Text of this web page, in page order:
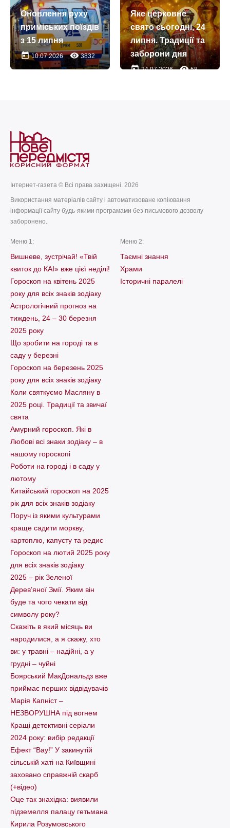
today13.07.2026 remove_red_eye 665
пам’яті
Почаївської ікони
Божої Матер
today23.07.2026 remove_red_eye45
Оновлення руху
приміських поїздів
з 15 липня
today10.07.2026 remove_red_eye3832
Яке церковне
свято сьогодні, 24
липня. Традиції та
заборони дня
today24.07.2026 remove_red_eye58
Інтернет-газета © Всі права захищені. 2026
Використання матеріалів сайту і автоматизоване копіювання
інформації сайту будь-якими програмами без письмового дозволу
заборонено.
Меню 1:
Вишневе, зустрічай! «Твій
квиток до КАІ» вже цієї неділі!
Гороскоп на квітень 2025
року для всіх знаків зодіаку
Астрологічний прогноз на
тиждень, 24 – 30 березня
2025 року
Що зробити на городі та в
саду у березні
Гороскоп на березень 2025
року для всіх знаків зодіаку
Коли святкуємо Масляну в
2025 році. Традиції та звичаї
свята
Амурний гороскоп. Які в
Любові всі знаки зодіаку – в
нашому гороскопі
Pоботи на городі і в саду у
лютому
Китайський гороскоп на 2025
рік для всіх знаків зодіаку
Поруч із якими культурами
краще садити моркву,
картоплю, капусту та редис
Гороскоп на лютий 2025 року
для всіх знаків зодіаку
2025 – рік Зеленої
Дерев’яної Змії. Яким він
буде та чого чекати від
символу року?
Скажіть в який місяць ви
народилися, а я скажу, хто
ви: у травні – надійні, а у
грудні – чуйні
Боярський МакДональдз вже
приймає перших відвідувачів
Марія Капніст –
НЕЗВОРУШНА під вогнем
Кращі детективні серіали
2024 року: вибір редакції
Ефект “Вау!” У закинутій
сільській хаті на Київщині
заховано справжній скарб
(+відео)
Оце так знахідка: виявили
підземелля палацу гетьмана
Кирила Розумовського
Меню 2:
Таємні знання
Храми
Історичні паралелі